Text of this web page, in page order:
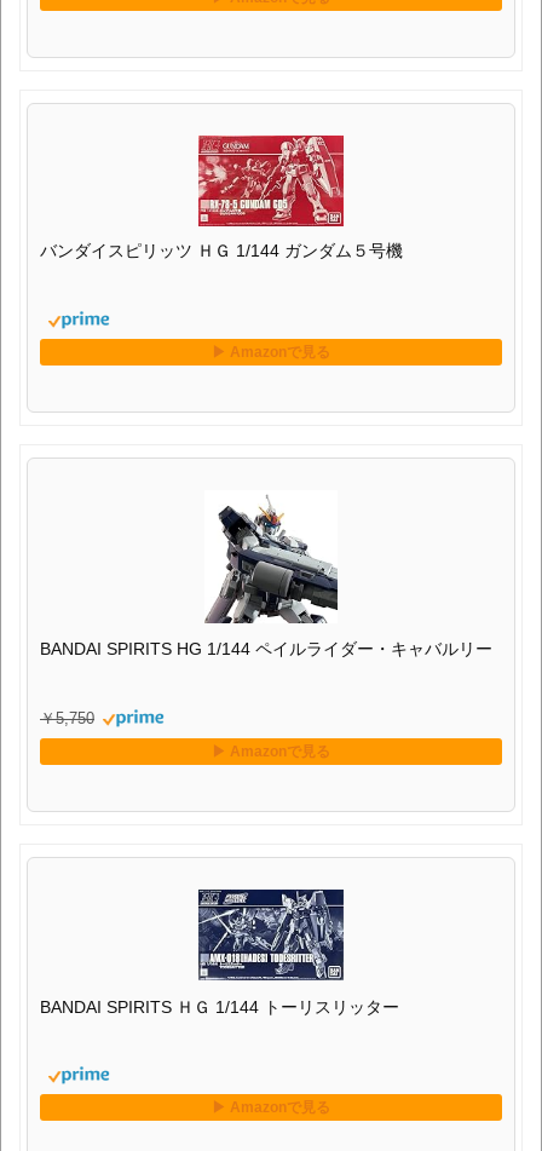
バンダイスピリッツ ＨＧ 1/144 ガンダム５号機
BANDAI SPIRITS HG 1/144 ペイルライダー・キャバルリー
￥5,750
BANDAI SPIRITS ＨＧ 1/144 トーリスリッター